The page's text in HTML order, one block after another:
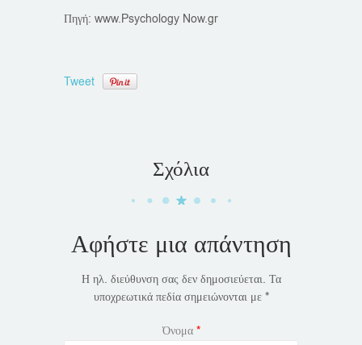
Πηγή: www.Psychology Now.gr
Tweet
Σχόλια
Αφήστε μια απάντηση
Η ηλ. διεύθυνση σας δεν δημοσιεύεται. Τα
υποχρεωτικά πεδία σημειώνονται με *
Όνομα *